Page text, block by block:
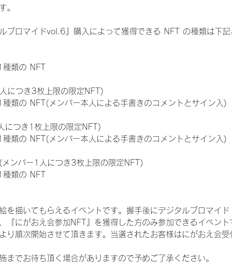
。
ブロマイドvol.6』購入によって獲得できる NFT の種類は下記
類の NFT
につき3枚上限の限定NFT)
類の NFT(メンバー本人による手書きのコメントとサイン入)
につき1枚上限の限定NFT)
類の NFT(メンバー本人による手書きのコメントとサイン入)
メンバー1人につき3枚上限の限定NFT)
類の NFT
を描いてもらえるイベントです。握手後にデジタルブロマイ
『にがおえ会参加NFT』を獲得した方のみ参加できるイベン
り順次開始させて頂きます。当選されたお客様はにがおえ会
までお待ち頂く場合がありますので予めご了承ください。